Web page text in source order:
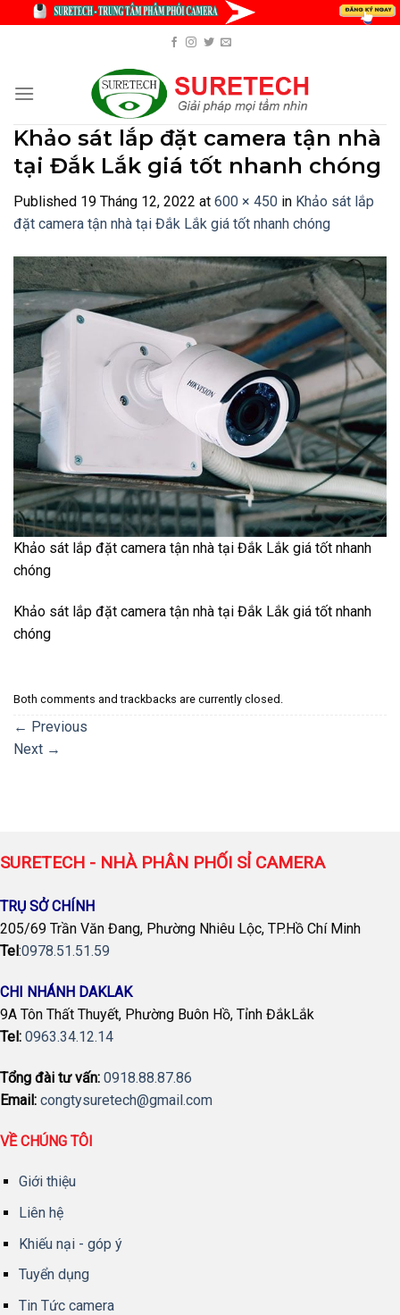
Khảo sát lắp đặt camera tận nhà
tại Đắk Lắk giá tốt nhanh chóng
Published 19 Tháng 12, 2022 at 600 × 450 in Khảo sát lắp
đặt camera tận nhà tại Đắk Lắk giá tốt nhanh chóng
Khảo sát lắp đặt camera tận nhà tại Đắk Lắk giá tốt nhanh
chóng
Khảo sát lắp đặt camera tận nhà tại Đắk Lắk giá tốt nhanh
chóng
Both comments and trackbacks are currently closed.
← Previous
Next →
SURETECH - NHÀ PHÂN PHỐI SỈ CAMERA
TRỤ SỞ CHÍNH
205/69 Trần Văn Đang, Phường Nhiêu Lộc, TP.Hồ Chí Minh
Tel :0978.51.51.59
CHI NHÁNH DAKLAK
9A Tôn Thất Thuyết, Phường Buôn Hồ, Tỉnh ĐắkLắk
Tel: 0963.34.12.14
Tổng đài tư vấn: 0918.88.87.86
Email: congtysuretech@gmail.com
VỀ CHÚNG TÔI
Giới thiệu
Liên hệ
Khiếu nại - góp ý
Tuyển dụng
Tin Tức camera